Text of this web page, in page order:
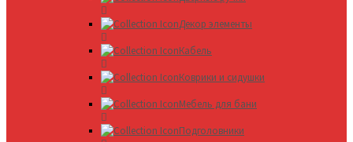
Декор элементы
Кабель
Коврики и сидушки
Мебель для бани
Подголовники